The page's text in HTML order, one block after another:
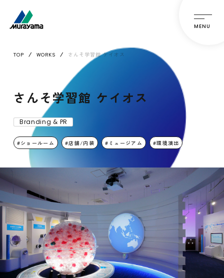
MENU
TOP WORKS さんそ学習館 ケイオス
さんそ学習館 ケイオス
Branding & PR
ショールーム 店舗/内装 ミュージアム 環境演出